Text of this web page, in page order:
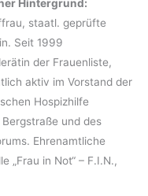
Hintergrund:
staatl. geprüfte
Seit 1999
der Frauenliste,
aktiv im Vorstand der
Hospizhilfe
Bergstraße und des
Ehrenamtliche
„Frau in Not“ – F.I.N.,